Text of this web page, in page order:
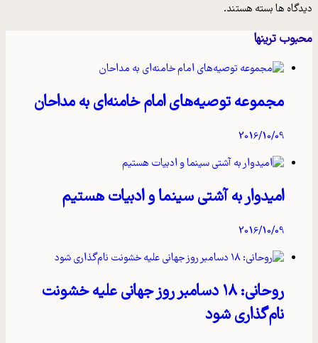
دیدگاه ها بسته هستند.
محبوب ترینها
مجموعه توصیه‌های امام خامنه‌ای به مداحان
2016/10/09
امیدوار به آشتی سینما و ادبیات هستیم
2016/10/09
روحانی: ۱۸ دسامبر روز جهانی علیه خشونت
نام‌گذاری شود